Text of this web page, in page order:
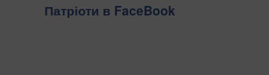
Патріоти в FaceBook